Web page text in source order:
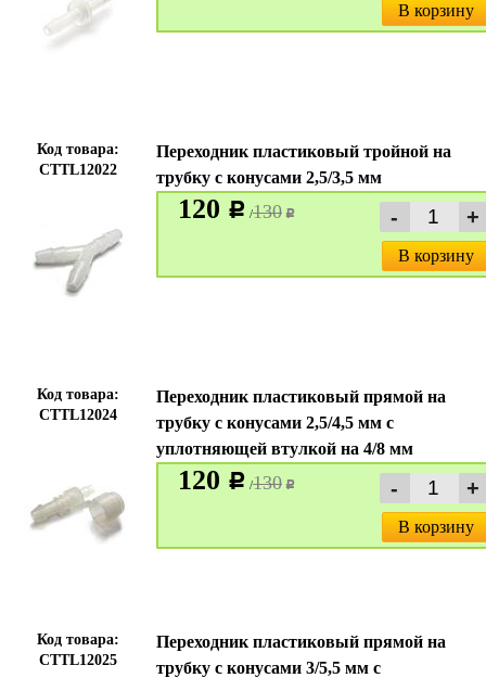
В корзину
Код товара:
CTTL12022
Переходник пластиковый тройной на
трубку с конусами 2,5/3,5 мм
120 c /130 c
В корзину
Код товара:
CTTL12024
Переходник пластиковый прямой на
трубку с конусами 2,5/4,5 мм с
уплотняющей втулкой на 4/8 мм
120 c /130 c
В корзину
Код товара:
CTTL12025
Переходник пластиковый прямой на
трубку с конусами 3/5,5 мм с